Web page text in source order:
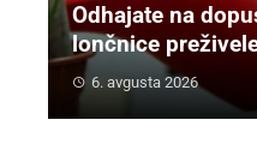
Odhajate na
lončnice
6. avgusta 2026